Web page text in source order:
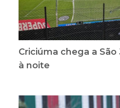
Criciúma chega a
à noite